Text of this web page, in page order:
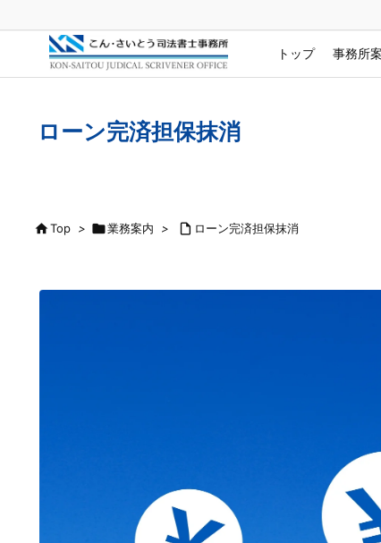
トップ 事務所
ローン完済担保抹消
Top > 業務案内 >  ローン完済担保抹消